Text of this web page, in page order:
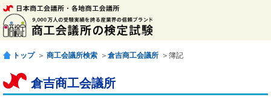
トップ ＞ 商工会議所検索 ＞ 倉吉商工会議所 ＞簿記
倉吉商工会議所